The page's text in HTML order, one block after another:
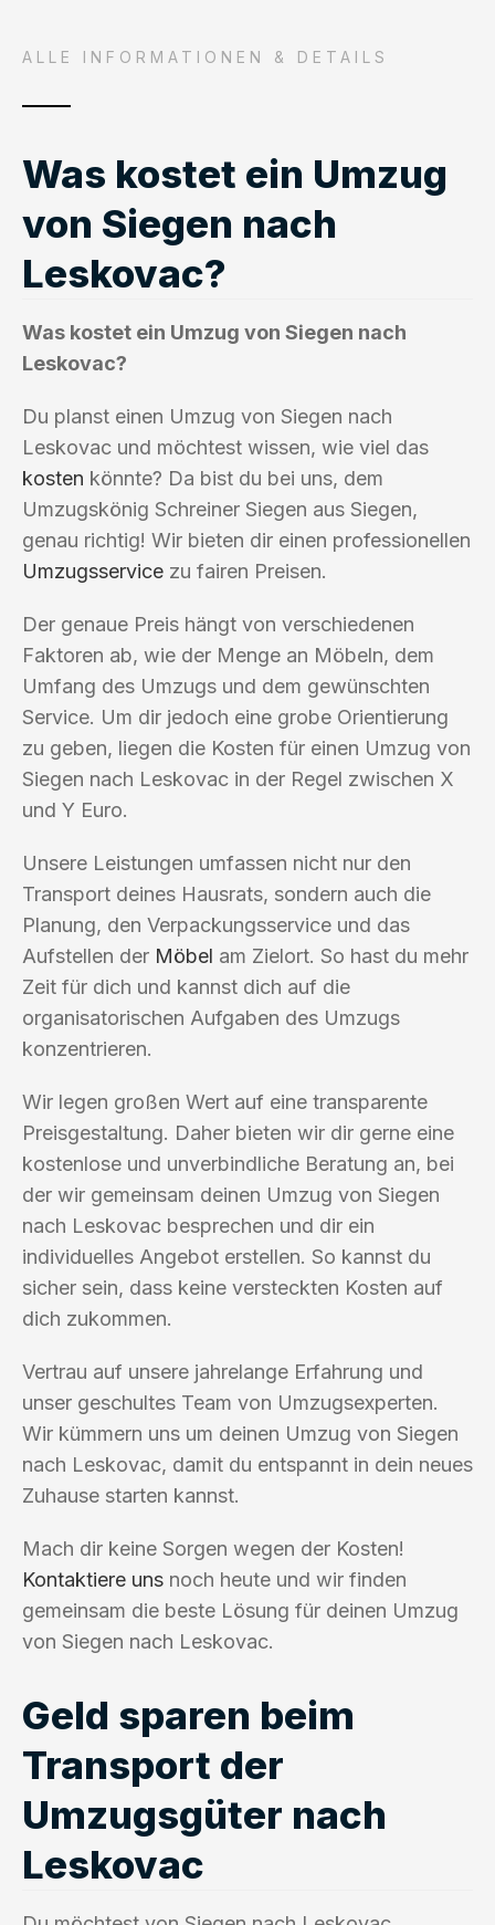
ALLE INFORMATIONEN & DETAILS
Was kostet ein Umzug
von Siegen nach
Leskovac?
Was kostet ein Umzug von Siegen nach
Leskovac?
Du planst einen Umzug von Siegen nach
Leskovac und möchtest wissen, wie viel das
kosten könnte? Da bist du bei uns, dem
Umzugskönig Schreiner Siegen aus Siegen,
genau richtig! Wir bieten dir einen professionellen
Umzugsservice zu fairen Preisen.
Der genaue Preis hängt von verschiedenen
Faktoren ab, wie der Menge an Möbeln, dem
Umfang des Umzugs und dem gewünschten
Service. Um dir jedoch eine grobe Orientierung
zu geben, liegen die Kosten für einen Umzug von
Siegen nach Leskovac in der Regel zwischen X
und Y Euro.
Unsere Leistungen umfassen nicht nur den
Transport deines Hausrats, sondern auch die
Planung, den Verpackungsservice und das
Aufstellen der Möbel am Zielort. So hast du mehr
Zeit für dich und kannst dich auf die
organisatorischen Aufgaben des Umzugs
konzentrieren.
Wir legen großen Wert auf eine transparente
Preisgestaltung. Daher bieten wir dir gerne eine
kostenlose und unverbindliche Beratung an, bei
der wir gemeinsam deinen Umzug von Siegen
nach Leskovac besprechen und dir ein
individuelles Angebot erstellen. So kannst du
sicher sein, dass keine versteckten Kosten auf
dich zukommen.
Vertrau auf unsere jahrelange Erfahrung und
unser geschultes Team von Umzugsexperten.
Wir kümmern uns um deinen Umzug von Siegen
nach Leskovac, damit du entspannt in dein neues
Zuhause starten kannst.
Mach dir keine Sorgen wegen der Kosten!
Kontaktiere uns noch heute und wir finden
gemeinsam die beste Lösung für deinen Umzug
von Siegen nach Leskovac.
Geld sparen beim
Transport der
Umzugsgüter nach
Leskovac